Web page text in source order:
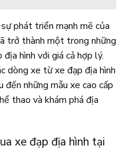
phát triển mạnh mẽ của
trở thành một trong những
hình với giá cả hợp lý.
dòng xe từ xe đạp địa hình
những mẫu xe cao cấp
thao và khám phá địa
xe đạp địa hình tại